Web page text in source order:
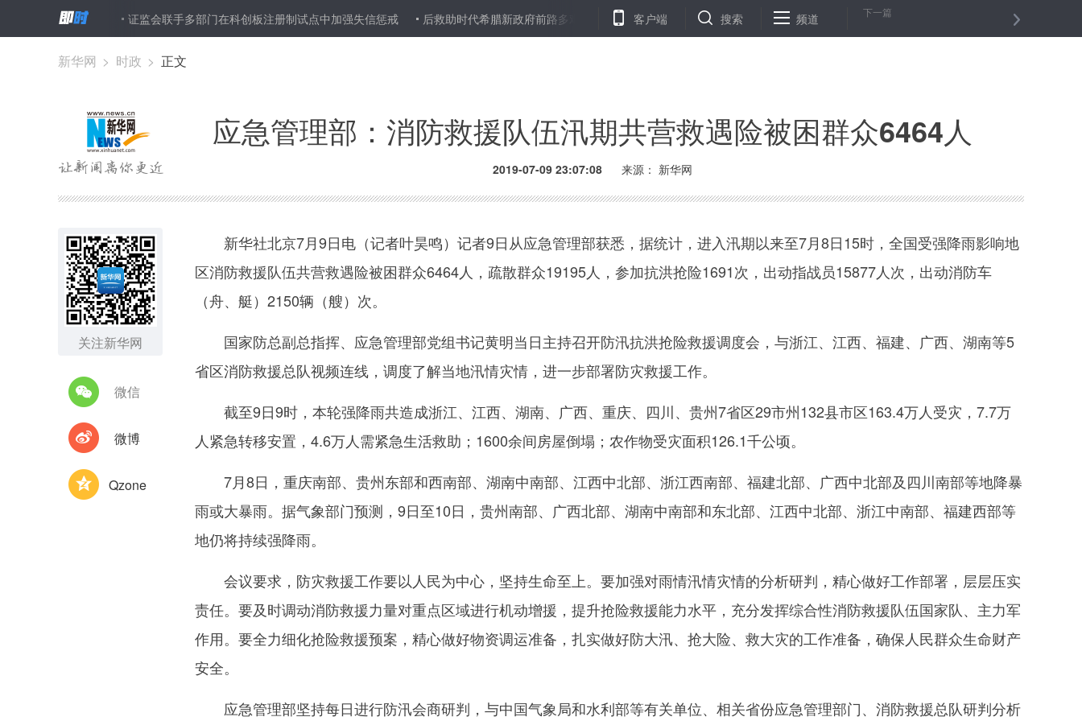
被困群众6464人 证监会联手多部门在科创板注册制试点中加强失信惩戒 后救助时代希腊新政府前路多艰 土耳其两名士兵遭库尔德武装袭击身亡 新华微评：破解“作业困局”尤需各尽其责
客户端 搜索 频道 下一篇
新华网 > 时政 > 正文
应急管理部：消防救援队伍汛期共营救遇险被困群众6464人
2019-07-09 23:07:08 来源： 新华网
关注新华网
微信
微博
Qzone
新华社北京7月9日电（记者叶昊鸣）记者9日从应急管理部获悉，据统计，进入汛期以来至7月8日15时，全国受强降雨影响地
区消防救援队伍共营救遇险被困群众6464人，疏散群众19195人，参加抗洪抢险1691次，出动指战员15877人次，出动消防车
（舟、艇）2150辆（艘）次。
国家防总副总指挥、应急管理部党组书记黄明当日主持召开防汛抗洪抢险救援调度会，与浙江、江西、福建、广西、湖南等5
省区消防救援总队视频连线，调度了解当地汛情灾情，进一步部署防灾救援工作。
截至9日9时，本轮强降雨共造成浙江、江西、湖南、广西、重庆、四川、贵州7省区29市州132县市区163.4万人受灾，7.7万
人紧急转移安置，4.6万人需紧急生活救助；1600余间房屋倒塌；农作物受灾面积126.1千公顷。
7月8日，重庆南部、贵州东部和西南部、湖南中南部、江西中北部、浙江西南部、福建北部、广西中北部及四川南部等地降暴
雨或大暴雨。据气象部门预测，9日至10日，贵州南部、广西北部、湖南中南部和东北部、江西中北部、浙江中南部、福建西部等
地仍将持续强降雨。
会议要求，防灾救援工作要以人民为中心，坚持生命至上。要加强对雨情汛情灾情的分析研判，精心做好工作部署，层层压实
责任。要及时调动消防救援力量对重点区域进行机动增援，提升抢险救援能力水平，充分发挥综合性消防救援队伍国家队、主力军
作用。要全力细化抢险救援预案，精心做好物资调运准备，扎实做好防大汛、抢大险、救大灾的工作准备，确保人民群众生命财产
安全。
应急管理部坚持每日进行防汛会商研判，与中国气象局和水利部等有关单位、相关省份应急管理部门、消防救援总队研判分析